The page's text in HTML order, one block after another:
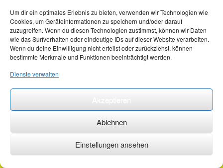
Um dir ein optimales Erlebnis zu bieten, verwenden wir Technologien wie
Cookies, um Geräteinformationen zu speichern und/oder darauf
zuzugreifen. Wenn du diesen Technologien zustimmst, können wir Daten
wie das Surfverhalten oder eindeutige IDs auf dieser Website verarbeiten.
Wenn du deine Einwilligung nicht erteilst oder zurückziehst, können
bestimmte Merkmale und Funktionen beeinträchtigt werden.
Dienste verwalten
Ablehnen
Einstellungen ansehen
©2026 ·erstehilfekurs-mauch.de ·AGB ·Datenschutzerklärung ·Impressum ·